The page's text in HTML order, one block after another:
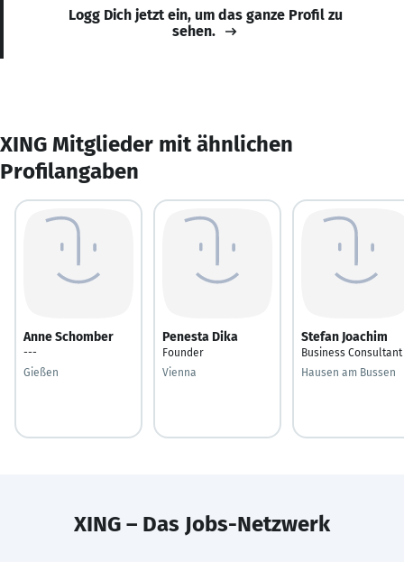
Logg Dich jetzt ein, um das ganze Profil zu
sehen.
XING Mitglieder mit ähnlichen
Profilangaben
Anne Schomber
---
Gießen
Penesta Dika
Founder
Vienna
Stefan Joachim
Business Consultant
Hausen am Bussen
XING – Das Jobs-Netzwerk